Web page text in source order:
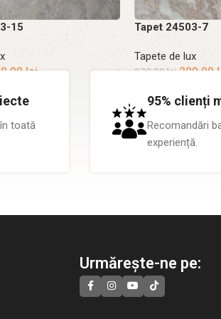
15
lei
Tapet 24503-7
Tapete de lux
270.00lei 200.00
toată
95% clienți
Recomandări
experiență.
Urmărește-ne pe: